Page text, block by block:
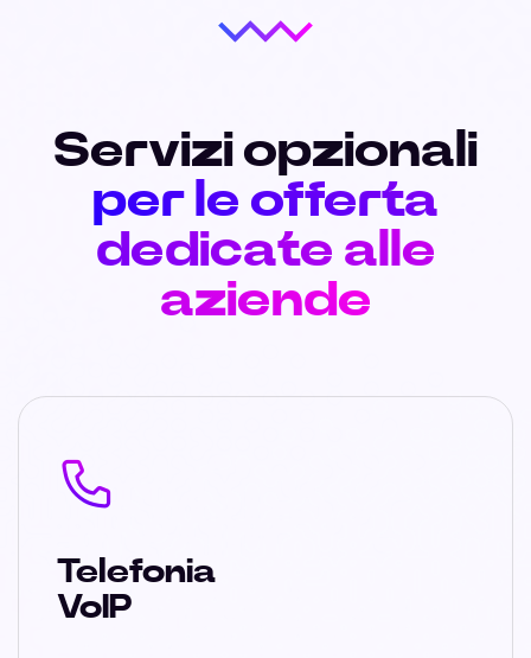
Servizi opzionali
per le offerta
dedicate alle
aziende
Telefonia
VoIP